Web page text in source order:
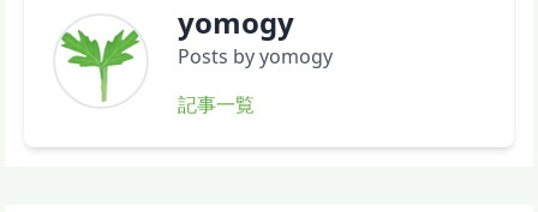
yomogy
Posts by yomogy
記事一覧